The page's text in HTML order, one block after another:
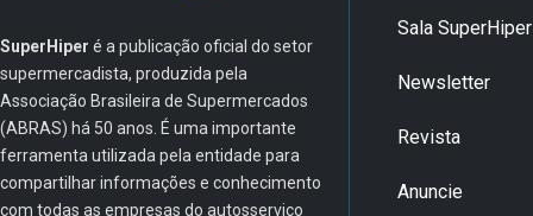
SuperHiper é a publicação oficial do setor
supermercadista, produzida pela
Associação Brasileira de Supermercados
(ABRAS) há 50 anos. É uma importante
ferramenta utilizada pela entidade para
compartilhar informações e conhecimento
com todas as empresas do autosserviço
Sala SuperHiper
Newsletter
Revista
Anuncie